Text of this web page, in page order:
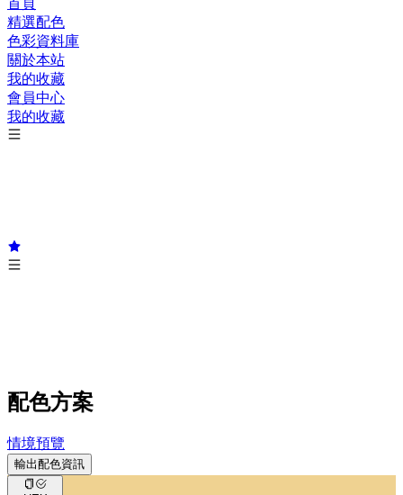
首頁
精選配色
色彩資料庫
關於本站
我的收藏
會員中心
我的收藏
配色方案
情境預覽
輸出配色資訊